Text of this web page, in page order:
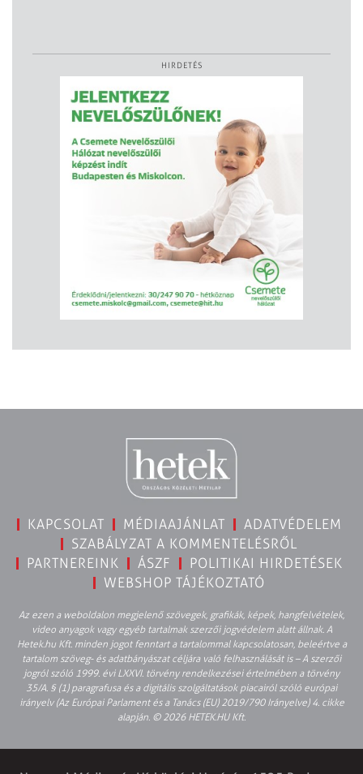
HIRDETÉS
KAPCSOLAT MÉDIAAJÁNLAT
ADATVÉDELEM
SZABÁLYZAT A KOMMENTELÉSRŐL
PARTNEREINK
ÁSZF
POLITIKAI HIRDETÉSEK
WEBSHOP TÁJÉKOZTATÓ
Az ezen a weboldalon megjelenő szövegek, grafikák, képek, hangfelvételek,
video anyagok vagy egyéb tartalmak szerzői jogvédelem alatt állnak. A
Hetek.hu Kft. minden jogot fenntart a tartalommal kapcsolatosan, beleértve a
tartalom szöveg- és adatbányászat céljára való felhasználását is – A szerzői
jogról szóló 1999. évi LXXVI. törvény rendelkezései értelmében a törvény
35/A. § (1) paragrafusa és a digitális szolgáltatások piacairól szóló európai
irányelv (Az Európai Parlament és a Tanács (EU) 2019/790 Irányelve) 4. cikke
alapján. © 2026 HETEK.HU Kft.